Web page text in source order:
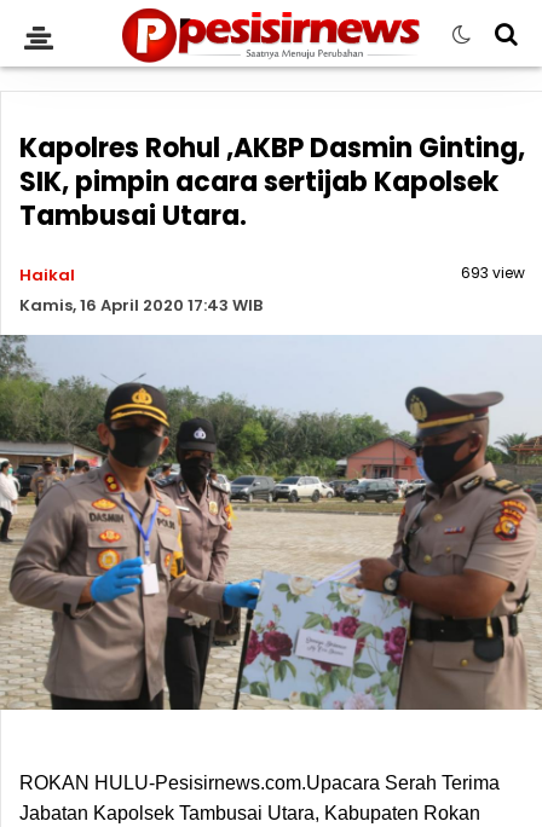
Kapolres Rohul ,AKBP Dasmin Ginting,
SIK, pimpin acara sertijab Kapolsek
Tambusai Utara.
Haikal
Kamis, 16 April 2020 17:43 WIB
693 view
ROKAN HULU-Pesisirnews.com.Upacara Serah Terima
Jabatan Kapolsek Tambusai Utara, Kabupaten Rokan